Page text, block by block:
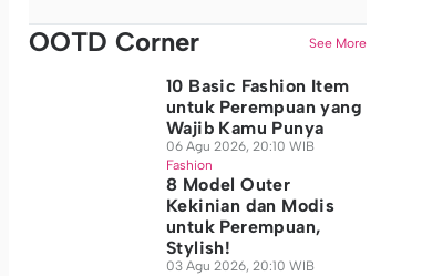
OOTD Corner See More
10 Basic Fashion Item
untuk Perempuan yang
Wajib Kamu Punya
06 Agu 2026, 20:10 WIB
Fashion
8 Model Outer
Kekinian dan Modis
untuk Perempuan,
Stylish!
03 Agu 2026, 20:10 WIB